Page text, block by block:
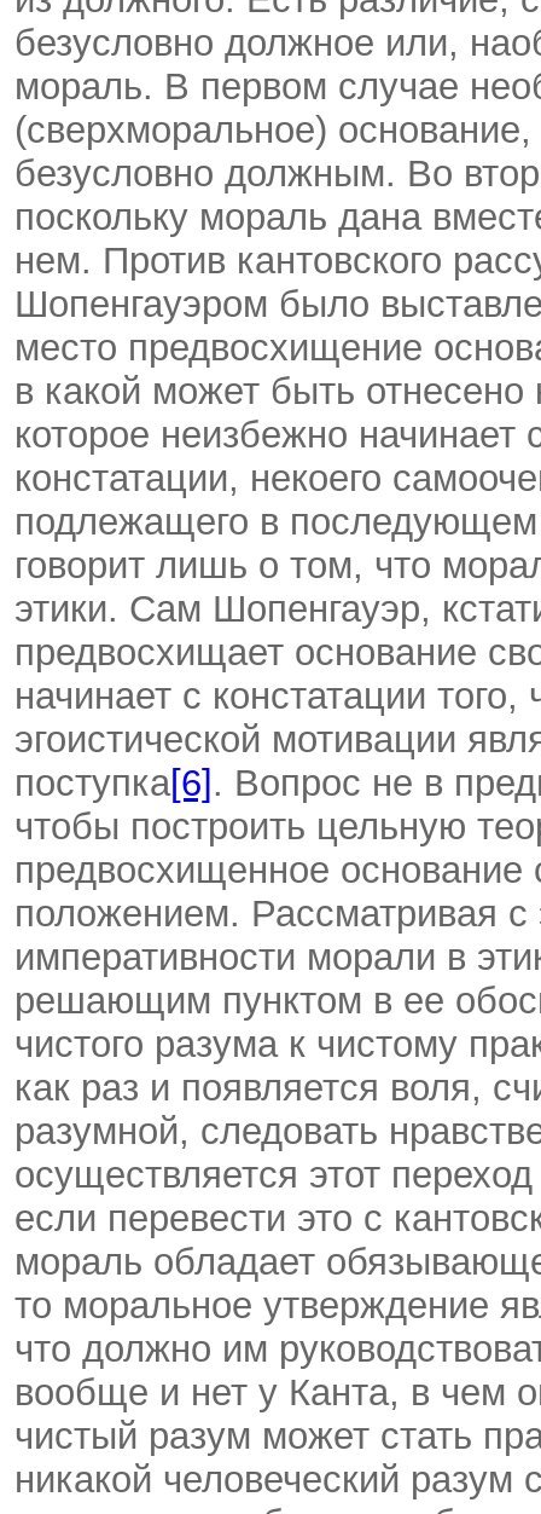
безусловно должное или,
мораль. В первом случае
(сверхморальное)
безусловно должным. Во
поскольку мораль дана
нем. Против кантовского
Шопенгауэром было
место предвосхищение
в какой может быть
которое неизбежно начинает
констатации, некоего
подлежащего в
говорит лишь о том, что
этики. Сам Шопенгауэр,
предвосхищает основание
начинает с констатации того,
эгоистической мотивации
поступка[6] . Вопрос не в
чтобы построить цельную
предвосхищенное основание
положением. Рассматривая с
императивности морали в
решающим пунктом в ее
чистого разума к чистому
как раз и появляется воля,
разумной, следовать
осуществляется этот
если перевести это с
мораль обладает
то моральное утверждение
что должно им
вообще и нет у Канта, в чем
чистый разум может стать
никакой человеческий